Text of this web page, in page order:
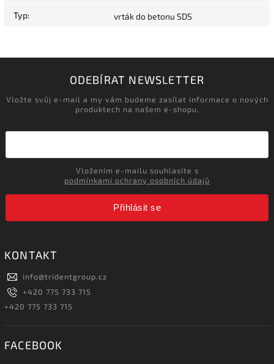
Typ: vrták do betonu SDS
ODEBÍRAT NEWSLETTER
Vložte svůj e-mail a my vám budeme zasílat informace o nových
produktech na našem e-shopu.
podmínkami ochrany osobních údajů
Přihlásit se
KONTAKT
info@tridentgroup.cz
+420 775 733 715
+420 775 733 715
FACEBOOK